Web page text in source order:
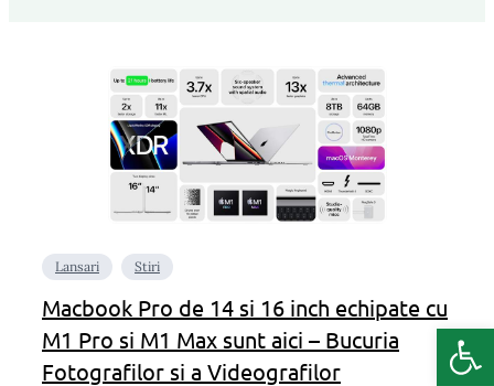
Lansari Stiri
Macbook Pro de 14 si 16 inch echipate cu
M1 Pro si M1 Max sunt aici – Bucuria
Fotografilor si a Videografilor